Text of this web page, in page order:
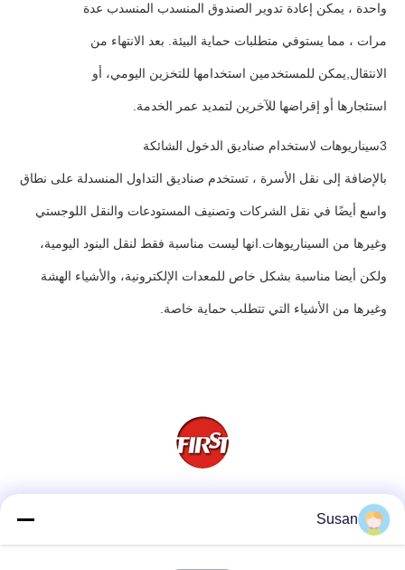
واحدة ، يمكن إعادة تدوير الصندوق المنسدب المنسدب عدة
مرات ، مما يستوفي متطلبات حماية البيئة. بعد الانتهاء من
الانتقال,يمكن للمستخدمين استخدامها للتخزين اليومي، أو
استئجارها أو إقراضها للآخرين لتمديد عمر الخدمة.
3سيناريوهات لاستخدام صناديق الدخول الشائكة
بالإضافة إلى نقل الأسرة ، تستخدم صناديق التداول المنسدلة على نطاق
واسع أيضًا في نقل الشركات وتصنيف المستودعات والنقل اللوجستي
وغيرها من السيناريوهات.انها ليست مناسبة فقط لنقل البنود اليومية،
ولكن أيضا مناسبة بشكل خاص للمعدات الإلكترونية، والأشياء الهشة
وغيرها من الأشياء التي تتطلب حماية خاصة.
Susan